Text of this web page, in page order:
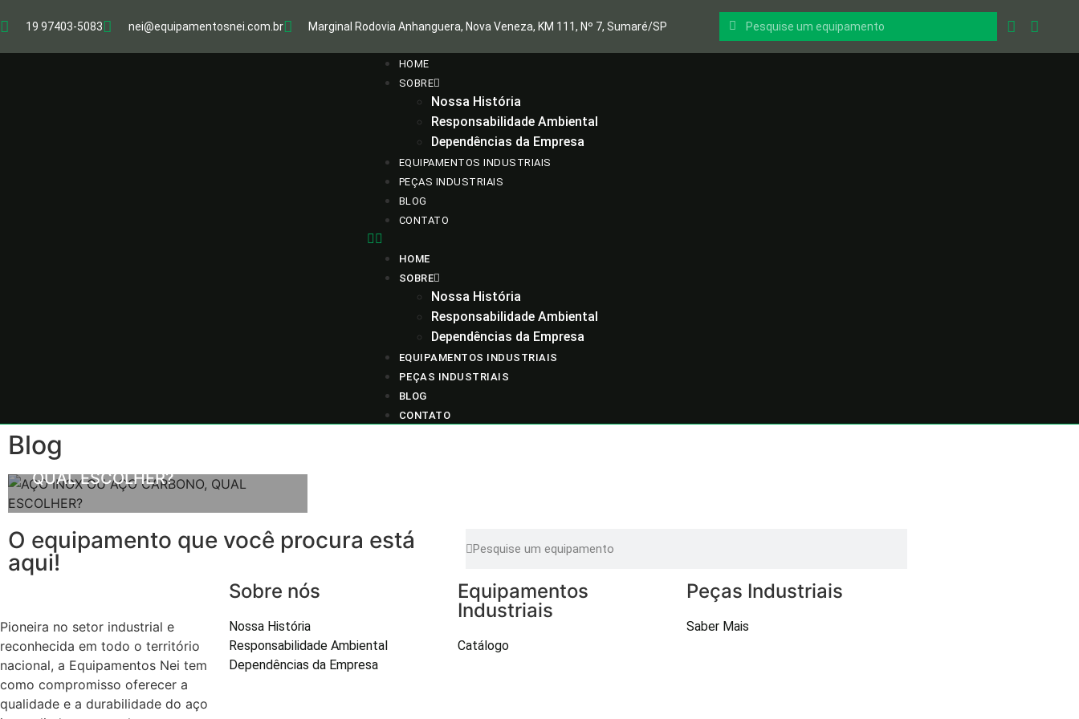
19 97403-5083 nei@equipamentosnei.com.br Marginal Rodovia Anhanguera, Nova Veneza, KM 111, Nº 7, Sumaré/SP
HOME
SOBRE
Nossa História
Responsabilidade Ambiental
Dependências da Empresa
EQUIPAMENTOS INDUSTRIAIS
PEÇAS INDUSTRIAIS
BLOG
CONTATO
HOME
SOBRE
Nossa História
Responsabilidade Ambiental
Dependências da Empresa
EQUIPAMENTOS INDUSTRIAIS
PEÇAS INDUSTRIAIS
BLOG
CONTATO
Blog
AÇO INOX OU AÇO CARBONO,
QUAL ESCOLHER?
O equipamento que você procura está
aqui!
Pioneira no setor industrial e
reconhecida em todo o território
nacional, a Equipamentos Nei tem
como compromisso oferecer a
qualidade e a durabilidade do aço
Sobre nós
Nossa História
Responsabilidade Ambiental
Dependências da Empresa
Equipamentos
Industriais
Catálogo
Peças Industriais
Saber Mais